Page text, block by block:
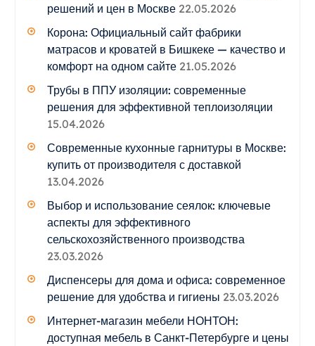
решений и цен в Москве 22.05.2026
Корона: Официальный сайт фабрики
матрасов и кроватей в Бишкеке — качество и
комфорт на одном сайте 21.05.2026
Трубы в ППУ изоляции: современные
решения для эффективной теплоизоляции
15.04.2026
Современные кухонные гарнитуры в Москве:
купить от производителя с доставкой
13.04.2026
Выбор и использование сеялок: ключевые
аспекты для эффективного
сельскохозяйственного производства
23.03.2026
Диспенсеры для дома и офиса: современное
решение для удобства и гигиены 23.03.2026
Интернет-магазин мебели НОНТОН:
доступная мебель в Санкт-Петербурге и цены